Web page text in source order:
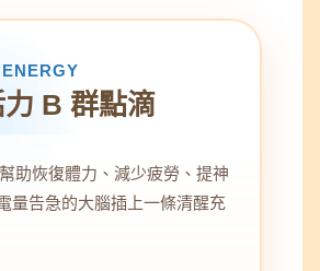
力 B 群點滴
助恢復體力、減少疲勞、提神
量告急的大腦插上一條清醒充